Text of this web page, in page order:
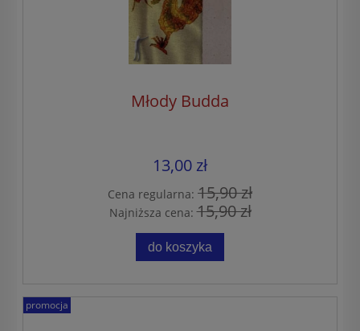
Młody Budda
13,00 zł
Cena regularna: 15,90 zł
Najniższa cena:15,90 zł
do koszyka
promocja